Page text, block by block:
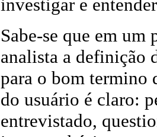
investigar e
Sabe-se que em um
analista a definição
para o bom termino
do usuário é claro:
entrevistado,